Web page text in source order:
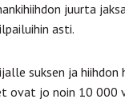
juurta
asti.
suksen ja hiihdon
ovat jo noin 10 000